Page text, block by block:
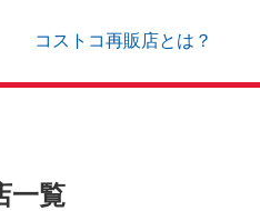
コストコ再販店とは？
一覧